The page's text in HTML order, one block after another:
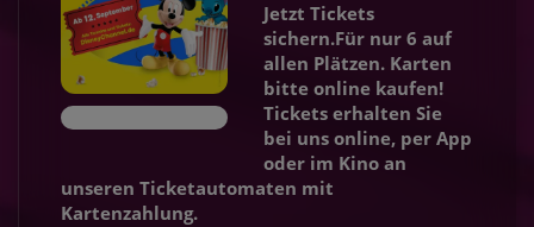
Jetzt Tickets
sichern.Für nur 6 auf
allen Plätzen. Karten
bitte online kaufen!
Tickets erhalten Sie
bei uns online, per App
oder im Kino an
unseren Ticketautomaten mit
Kartenzahlung.